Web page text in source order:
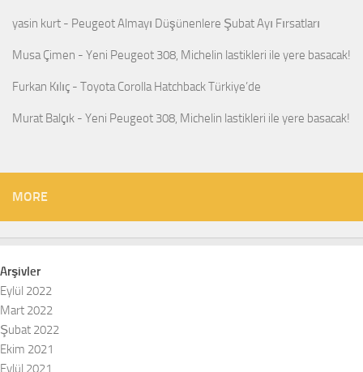
yasin kurt - Peugeot Almayı Düşünenlere Şubat Ayı Fırsatları
Musa Çimen - Yeni Peugeot 308, Michelin lastikleri ile yere basacak!
Furkan Kılıç - Toyota Corolla Hatchback Türkiye’de
Murat Balçık - Yeni Peugeot 308, Michelin lastikleri ile yere basacak!
MORE
Arşivler
Eylül 2022
Mart 2022
Şubat 2022
Ekim 2021
Eylül 2021